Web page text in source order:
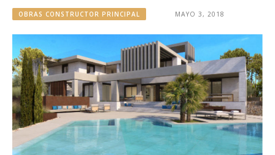
OBRAS CONSTRUCTOR PRINCIPAL MAYO 3, 2018